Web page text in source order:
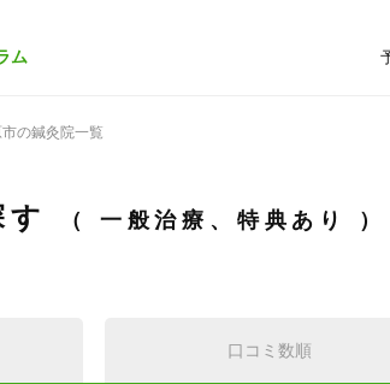
ム
の鍼灸院一覧
す 一般治療、特典あり
口コミ数順